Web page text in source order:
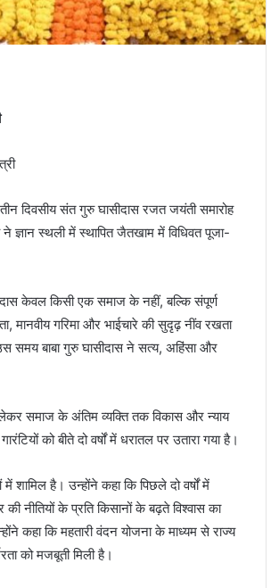
दिवसीय संत गुरु घासीदास रजत जयंती समारोह
स्थली में स्थापित जैतखाम में विधिवत पूजा-
केवल किसी एक समाज के नहीं, बल्कि संपूर्ण
गरिमा और भाईचारे की सुदृढ़ नींव रखता
बाबा गुरु घासीदास ने सत्य, अहिंसा और
लेकर समाज के अंतिम व्यक्ति तक विकास और न्याय
को बीते दो वर्षों में धरातल पर उतारा गया है।
शामिल है। उन्होंने कहा कि पिछले दो वर्षों में
नीतियों के प्रति किसानों के बढ़ते विश्वास का
कहा कि महतारी वंदन योजना के माध्यम से राज्य
को मजबूती मिली है।